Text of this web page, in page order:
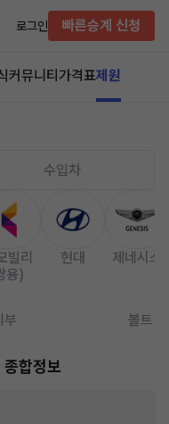
로그인 빠른승계 신청
커뮤니티 가격표제원
수입차
빌리
용)
현대 제네시스
부 볼트
합정보